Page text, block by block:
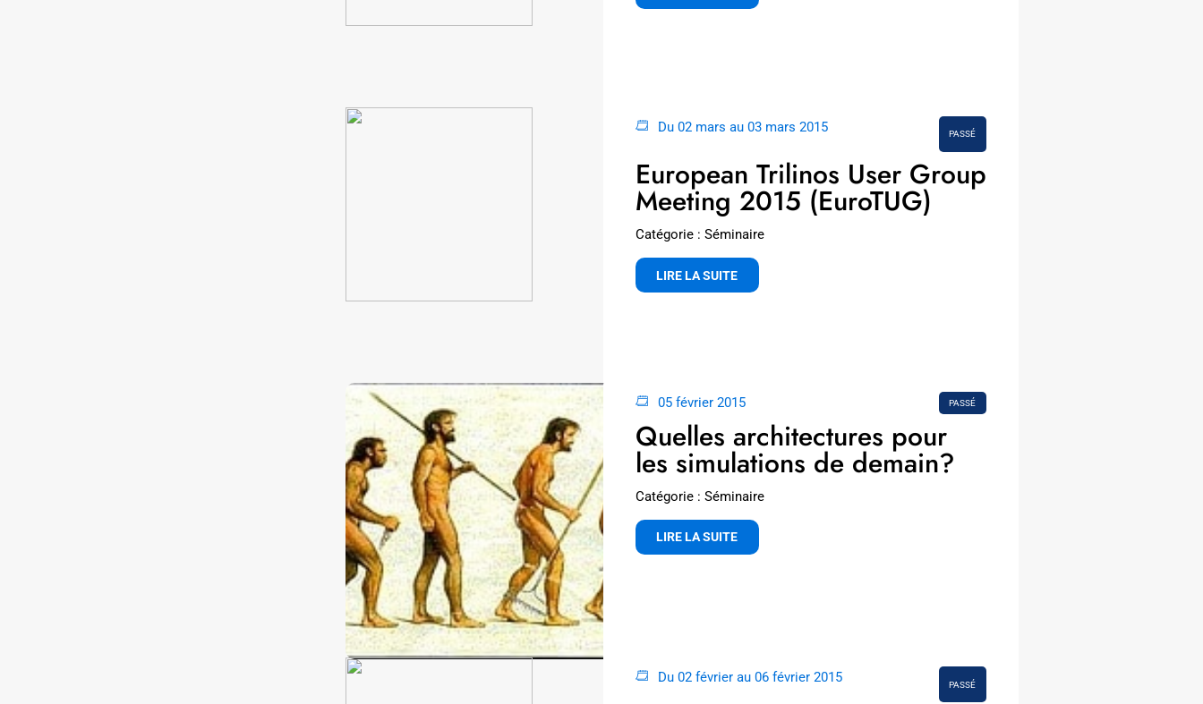
Du 02 mars au 03 mars 2015 PASSÉ
European Trilinos User Group
Meeting 2015 (EuroTUG)
Catégorie : Séminaire
LIRE LA SUITE
05 février 2015 PASSÉ
Quelles architectures pour
les simulations de demain?
Catégorie : Séminaire
LIRE LA SUITE
Du 02 février au 06 février 2015 PASSÉ